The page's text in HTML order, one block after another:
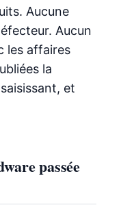
Aucune
Aucun
les affaires
la
et
passée